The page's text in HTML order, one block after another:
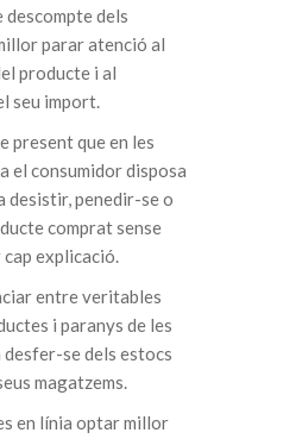
dels
parar atenció al
producte i al
seu import.
present que en les
el consumidor disposa
desistir, penedir-se o
comprat sense
explicació.
entre veritables
i paranys de les
desfer-se dels estocs
magatzems.
en línia optar millor